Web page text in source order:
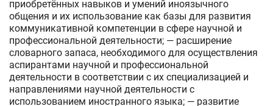
приобретённых навыков и умений иноязычного
общения и их использование как базы для развития
коммуникативной компетенции в сфере научной и
профессиональной деятельности; — расширение
словарного запаса, необходимого для осуществления
аспирантами научной и профессиональной
деятельности в соответствии с их специализацией и
направлениями научной деятельности с
использованием иностранного языка; — развитие